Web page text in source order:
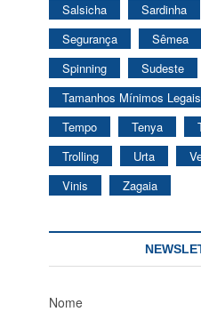
Salsicha
Sardinha
Segurança
Sêmea
Spinning
Sudeste
Tamanhos Mínimos Legais
Tempo
Tenya
Trolling
Urta
Vinis
Zagaia
Nome